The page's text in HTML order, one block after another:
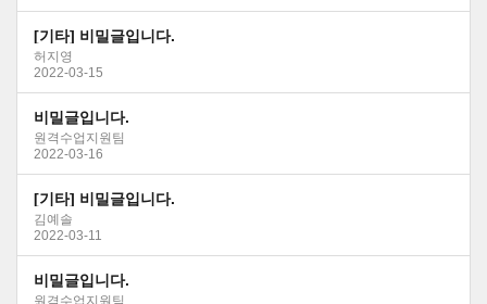
[기타] 비밀글입니다.
허지영
2022-03-15
비밀글입니다.
원격수업지원팀
2022-03-16
[기타] 비밀글입니다.
김예솔
2022-03-11
비밀글입니다.
원격수업지원팀